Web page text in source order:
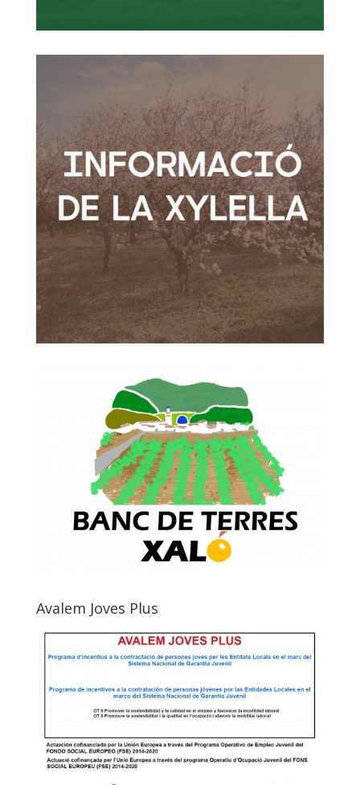
Avalem Joves Plus